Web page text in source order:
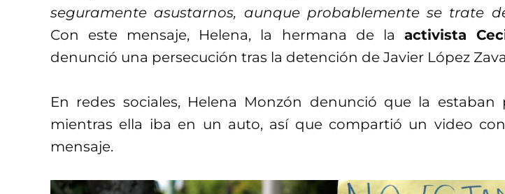
seguramente asustarnos, aunque probablemente se trate
Con este mensaje, Helena, la hermana de la activista
denunció una persecución tras la detención de Javier López
En redes sociales, Helena Monzón denunció que la estaban
mientras ella iba en un auto, así que compartió un video
mensaje.